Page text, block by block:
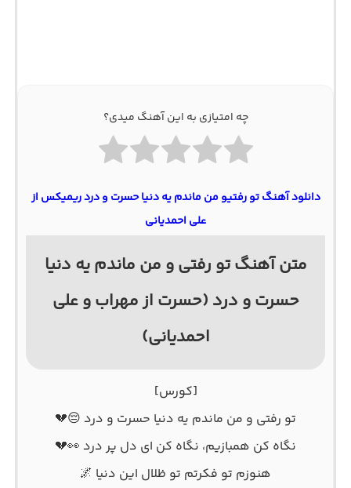
چه امتیازی به این آهنگ میدی؟
دانلود آهنگ تو رفتیو من ماندم یه دنیا حسرت و درد ریمیکس از
علی احمدیانی
متن آهنگ ﺗﻮ رﻓﺘﻰ و ﻣﻦ ﻣﺎﻧﺪم ﻳﻪ دﻧﻴﺎ
ﺣﺴﺮت و درد (حسرت از مهراب و علی
احمدیانی)
[کورس]
تو رفتی و من ماندم یه دنیا حسرت و درد 😔💔
نگاه کن همبازیم، نگاه کن ای دل پر درد 👀💔
هنوزم تو فکرتم تو ظلال این دنیا 🌌